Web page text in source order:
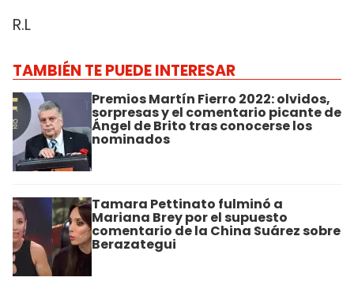
R.L
TAMBIÉN TE PUEDE INTERESAR
Premios Martín Fierro 2022: olvidos,
sorpresas y el comentario picante de
Ángel de Brito tras conocerse los
nominados
Tamara Pettinato fulminó a
Mariana Brey por el supuesto
comentario de la China Suárez sobre
Berazategui